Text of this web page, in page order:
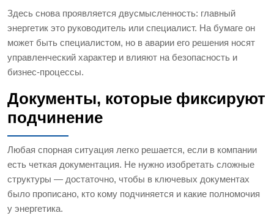
Здесь снова проявляется двусмысленность: главный
энергетик это руководитель или специалист. На бумаге он
может быть специалистом, но в аварии его решения носят
управленческий характер и влияют на безопасность и
бизнес-процессы.
Документы, которые фиксируют
подчинение
Любая спорная ситуация легко решается, если в компании
есть четкая документация. Не нужно изобретать сложные
структуры — достаточно, чтобы в ключевых документах
было прописано, кто кому подчиняется и какие полномочия
у энергетика.